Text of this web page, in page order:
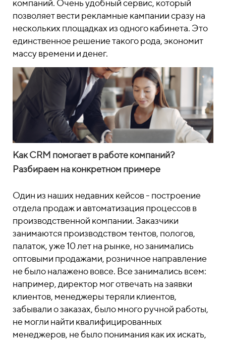
компаний. Очень удобный сервис, который
позволяет вести рекламные кампании сразу на
нескольких площадках из одного кабинета. Это
единственное решение такого рода, экономит
массу времени и денег.
Как CRM помогает в работе компаний?
Разбираем на конкретном примере
Один из наших недавних кейсов - построение
отдела продаж и автоматизация процессов в
производственной компании. Заказчики
занимаются производством тентов, пологов,
палаток, уже 10 лет на рынке, но занимались
оптовыми продажами, розничное направление
не было налажено вовсе. Все занимались всем:
например, директор мог отвечать на заявки
клиентов, менеджеры теряли клиентов,
забывали о заказах, было много ручной работы,
не могли найти квалифицированных
менеджеров, не было понимания как их искать,